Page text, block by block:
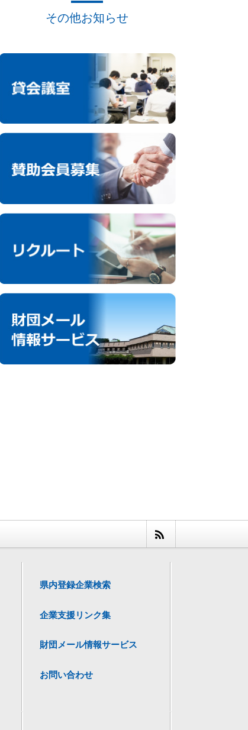
その他お知らせ
県内登録企業検索
企業支援リンク集
財団メール情報サービス
お問い合わせ